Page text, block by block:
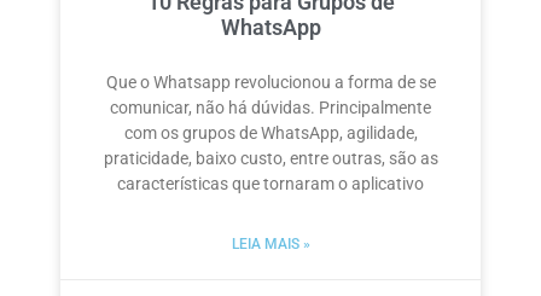
WhatsApp
Que o Whatsapp revolucionou a forma de se
comunicar, não há dúvidas. Principalmente
com os grupos de WhatsApp, agilidade,
praticidade, baixo custo, entre outras, são as
características que tornaram o aplicativo
LEIA MAIS »